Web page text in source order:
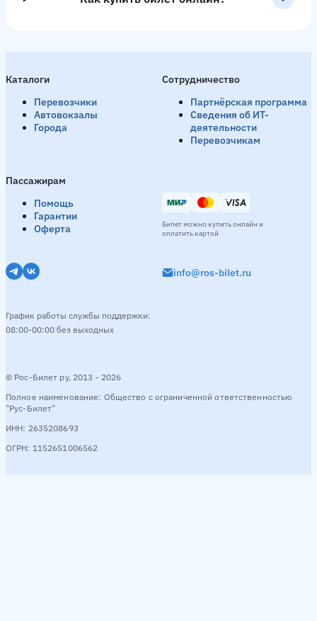
Каталоги
Перевозчики
Автовокзалы
Города
Пассажирам
Помощь
Гарантии
Оферта
Сотрудничество
Партнёрская программа
Сведения об ИТ-
деятельности
Перевозчикам
© Рос-Билет ру, 2013 - 2026
Полное наименование: Общество с ограниченной ответственностью
"Рус-Билет"
ИНН: 2635208693
ОГРН: 1152651006562
info@ros-bilet.ru
График работы службы поддержки:
08:00-00:00 без выходных
Билет можно купить онлайн и
оплатить картой